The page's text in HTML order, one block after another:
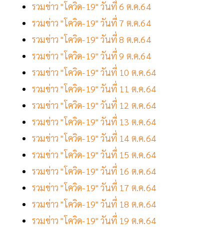
รวมข่าว "โควิด-19" วันที่ 6 ต.ค.64
รวมข่าว "โควิด-19" วันที่ 7 ต.ค.64
รวมข่าว "โควิด-19" วันที่ 8 ต.ค.64
รวมข่าว "โควิด-19" วันที่ 9 ต.ค.64
รวมข่าว "โควิด-19" วันที่ 10 ต.ค.64
รวมข่าว "โควิด-19" วันที่ 11 ต.ค.64
รวมข่าว "โควิด-19" วันที่ 12 ต.ค.64
รวมข่าว "โควิด-19" วันที่ 13 ต.ค.64
รวมข่าว "โควิด-19" วันที่ 14 ต.ค.64
รวมข่าว "โควิด-19" วันที่ 15 ต.ค.64
รวมข่าว "โควิด-19" วันที่ 16 ต.ค.64
รวมข่าว "โควิด-19" วันที่ 17 ต.ค.64
รวมข่าว "โควิด-19" วันที่ 18 ต.ค.64
รวมข่าว "โควิด-19" วันที่ 19 ต.ค.64